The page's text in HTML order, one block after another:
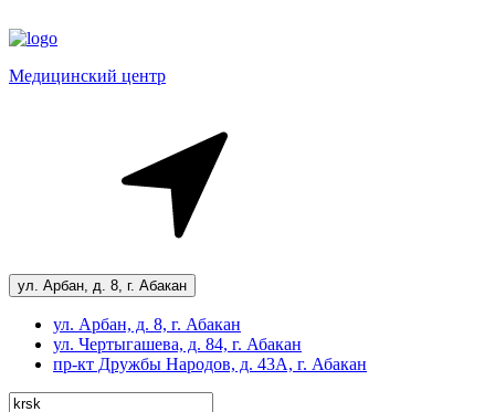
Медицинский центр
ул. Арбан, д. 8, г. Абакан
ул. Арбан, д. 8, г. Абакан
ул. Чертыгашева, д. 84, г. Абакан
пр-кт Дружбы Народов, д. 43А, г. Абакан